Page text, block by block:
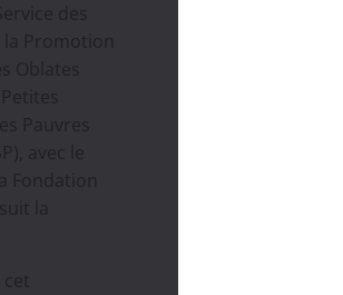
des
Promotion
Oblates
Pauvres
avec le
Fondation
la